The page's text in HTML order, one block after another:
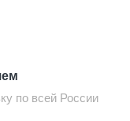
по всей России